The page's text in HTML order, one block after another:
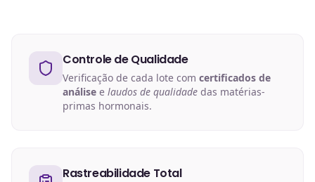
Controle de Qualidade
Verificação de cada lote com certificados de
análise e laudos de qualidade das matérias-
primas hormonais.
Rastreabilidade Total